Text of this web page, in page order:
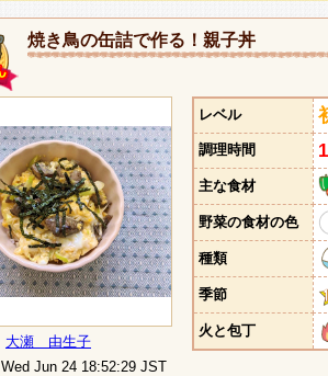
焼き鳥の缶詰で作る！親子丼
大瀬 由生子
Wed Jun 24 18:52:29 JST
レベル
調理時間
主な食材
野菜の食材の色
種類
季節
火と包丁